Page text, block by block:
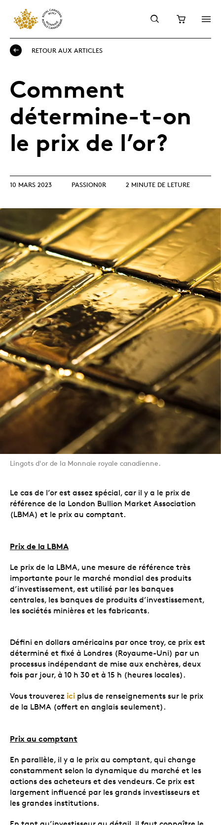
RETOUR AUX ARTICLES
Comment
détermine-t-on
le prix de l’or?
10 MARS 2023 PASSION0R 2 MINUTE DE LETURE
Lingots d'or de la Monnaie royale canadienne.
Le cas de l’or est assez spécial, car il y a le prix de
référence de la London Bullion Market Association
(LBMA) et le prix au comptant.
Prix de la LBMA
Le prix de la LBMA, une mesure de référence très
importante pour le marché mondial des produits
d’investissement, est utilisé par les banques
centrales, les banques de produits d’investissement,
les sociétés minières et les fabricants.
Défini en dollars américains par once troy, ce prix est
déterminé et fixé à Londres (Royaume-Uni) par un
processus indépendant de mise aux enchères, deux
fois par jour, à 10 h 30 et à 15 h (heures locales).
Vous trouverez ici plus de renseignements sur le prix
de la LBMA (offert en anglais seulement).
Prix au comptant
En parallèle, il y a le prix au comptant, qui change
constamment selon la dynamique du marché et les
actions des acheteurs et des vendeurs. Ce prix est
largement influencé par les grands investisseurs et
les grandes institutions.